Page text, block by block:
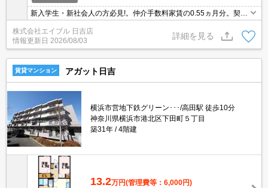
新入学生・新社会人の方必見!。仲介手数料家賃の0.55ヵ月分。契約
満の解約時、違約金2ヶ月分発生。1年未満の解約時、違約金1ヶ月
分発生。
株式会社エイブル 日吉店
情報更新日 2026/08/03
詳細を見る
賃貸マンション アガット日吉
横浜市営地下鉄グリーン･･･/高田駅 徒歩10分
神奈川県横浜市港北区下田町５丁目
築31年
4階建
13.2万円(管理費等：6,000円)